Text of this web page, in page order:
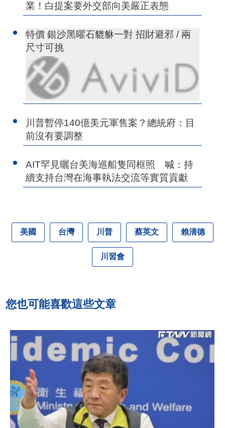
業！白提案要外交部向美嚴正表態
特價 銀沙黑曜石貔貅一對 招財避邪 / 兩
尺寸可挑
川普暫停140億美元軍售案？總統府：目
前沒有要調整
AIT罕見曬台美海巡船隻同框照 喊：持
續支持台灣在海事執法交流等實質貢獻
美國 台灣 川普 蔡英文 賴清德
川習會
您也可能喜歡這些文章